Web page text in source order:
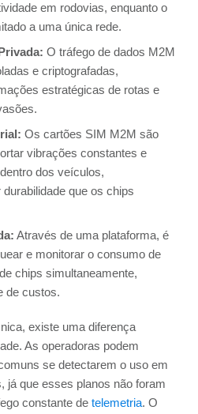
em rodovias, enquanto o
a uma única rede.
O tráfego de dados M2M
e criptografadas,
estratégicas de rotas e
Os cartões SIM M2M são
vibrações constantes e
dos veículos,
que os chips
Através de uma plataforma, é
e monitorar o consumo de
chips simultaneamente,
de custos.
existe uma diferença
As operadoras podem
se detectarem o uso em
já que esses planos não foram
constante de telemetria. O